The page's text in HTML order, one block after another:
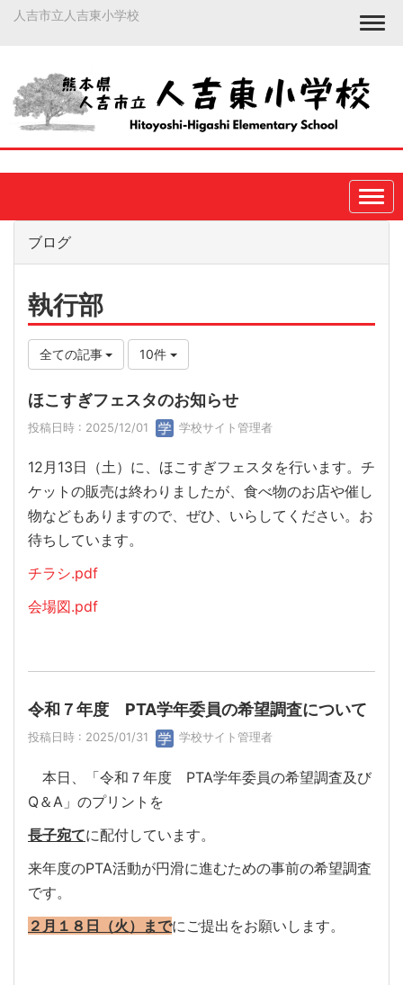
人吉市立人吉東小学校
ブログ
執行部
全ての記事 10件
ほこすぎフェスタのお知らせ
投稿日時 : 2025/12/01 学校サイト管理者
12月13日（土）に、ほこすぎフェスタを行います。チ
ケットの販売は終わりましたが、食べ物のお店や催し
物などもありますので、ぜひ、いらしてください。お
待ちしています。
チラシ.pdf
会場図.pdf
令和７年度 PTA学年委員の希望調査について
投稿日時 : 2025/01/31 学校サイト管理者
本日、「令和７年度 PTA学年委員の希望調査及び
Q＆A」のプリントを
長子宛てに配付しています。
来年度のPTA活動が円滑に進むための事前の希望調査
です。
２月１８日（火）までにご提出をお願いします。